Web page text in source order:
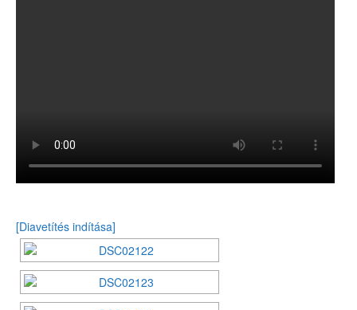
[Diavetítés indítása]